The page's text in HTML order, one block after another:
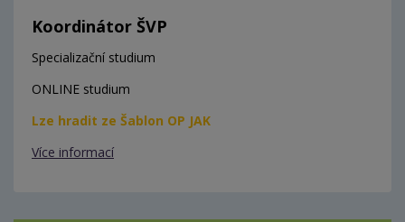
Koordinátor ŠVP
Specializační studium
ONLINE studium
Lze hradit ze Šablon OP JAK
Více informací